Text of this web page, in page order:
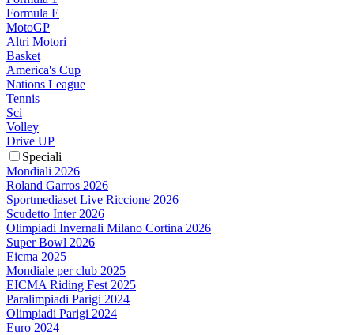
Formula E
MotoGP
Altri Motori
Basket
America's Cup
Nations League
Tennis
Sci
Volley
Drive UP
Speciali
Mondiali 2026
Roland Garros 2026
Sportmediaset Live Riccione 2026
Scudetto Inter 2026
Olimpiadi Invernali Milano Cortina 2026
Super Bowl 2026
Eicma 2025
Mondiale per club 2025
EICMA Riding Fest 2025
Paralimpiadi Parigi 2024
Olimpiadi Parigi 2024
Euro 2024